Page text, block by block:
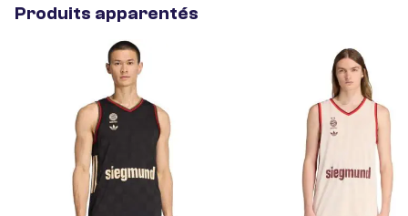
Produits apparentés